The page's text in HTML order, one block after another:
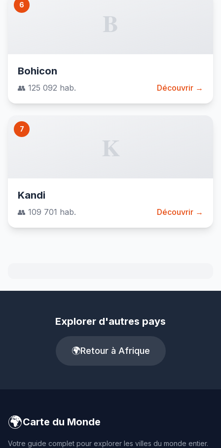
6
B
Bohicon
👥 125 092 hab. Découvrir →
7
K
Kandi
👥 109 701 hab. Découvrir →
Explorer d'autres pays
🌍Retour à Afrique
🌍Carte du Monde
Votre guide complet pour explorer les villes du monde entier.